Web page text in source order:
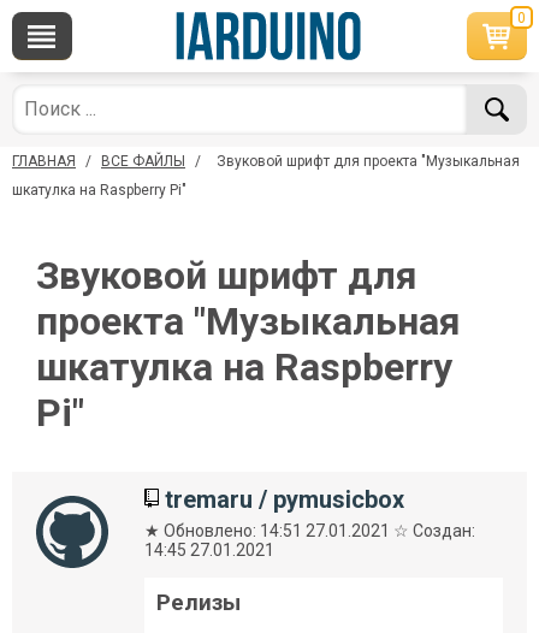
0
ГЛАВНАЯ / ВСЕ ФАЙЛЫ /
Звуковой шрифт для проекта "Музыкальная
шкатулка на Raspberry Pi"
Звуковой шрифт для
проекта "Музыкальная
шкатулка на Raspberry
Pi"
tremaru / pymusicbox
★ Обновлено: 14:51 27.01.2021 ☆ Создан:
14:45 27.01.2021
Релизы
×
По вопросам приобретения товара
*Доступно общение только текстовыми
сообщениями, звонки и аудио сообщения не
обслуживаются
shop@iarduino.ru 8 (499) 500-14-56
По техническим вопросам